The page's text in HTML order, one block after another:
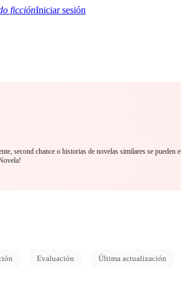
ficciónIniciar sesión
second chance o historias de novelas similares se pueden
Evaluación Última actualización